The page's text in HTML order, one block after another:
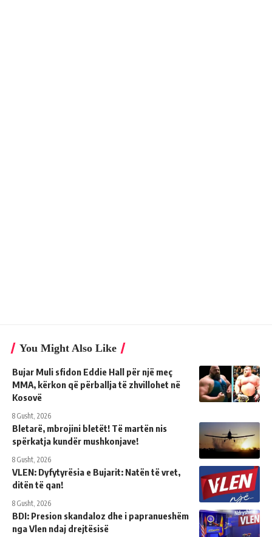
You Might Also Like
Bujar Muli sfidon Eddie Hall për një meç
MMA, kërkon që përballja të zhvillohet në
Kosovë
8 Gusht, 2026
Bletarë, mbrojini bletët! Të martën nis
spërkatja kundër mushkonjave!
8 Gusht, 2026
VLEN: Dyfytyrësia e Bujarit: Natën të vret,
ditën të qan!
8 Gusht, 2026
BDI: Presion skandaloz dhe i papranueshëm
nga Vlen ndaj drejtësisë